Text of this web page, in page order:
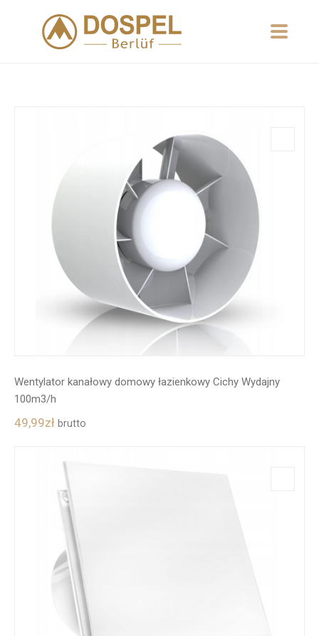
Wentylator kanałowy domowy łazienkowy Cichy Wydajny
100m3/h
49,99zł brutto